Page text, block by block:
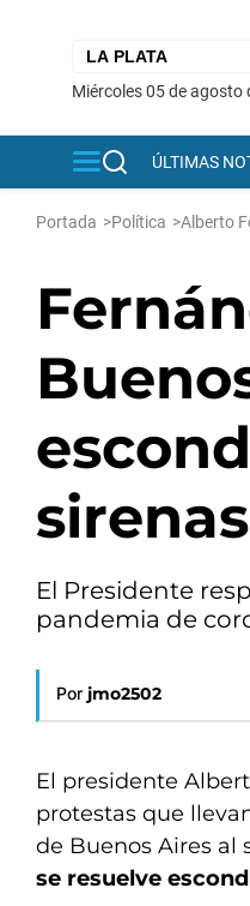
miércoles 05 de
ÚLTIMAS
Portada >Política >Alberto
El Presidente
pandemia de
Por jmo2502
El presidente
protestas que
de Buenos Aires al
se resuelve